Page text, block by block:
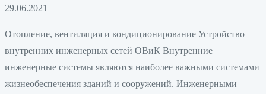
29.06.2021
Отопление, вентиляция и кондиционирование Устройство
внутренних инженерных сетей ОВиК Внутренние
инженерные системы являются наиболее важными системами
жизнеобеспечения зданий и сооружений. Инженерными